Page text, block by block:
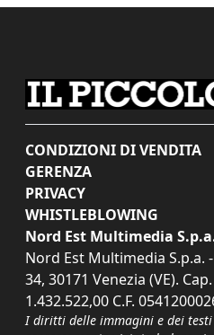
CONDIZIONI DI VENDITA
GERENZA
PRIVACY
WHISTLEBLOWING
Nord Est Multimedia
Nord Est Multimedia S.p.a.
34, 30171 Venezia (VE).
1.432.522,00 C.F.
I diritti delle immagini e dei testi